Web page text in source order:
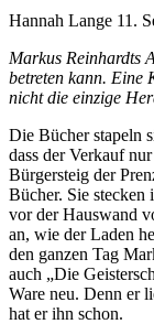
Hannah Lange 11.
Markus Reinhardts
betreten kann. Eine
nicht die einzige
Die Bücher stapeln
dass der Verkauf
Bürgersteig der
Bücher. Sie stecken
vor der Hauswand
an, wie der Laden
den ganzen Tag
auch „Die
Ware neu. Denn er
hat er ihn schon.